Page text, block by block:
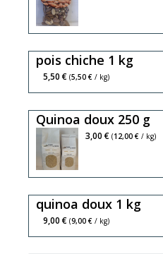
sucrée,
salée
nature
pois chiche 1 kg
5,50 € (5,50 € / kg)
Quinoa doux 250 g
3,00 € (12,00 € / kg)
quinoa doux 1 kg
9,00 € (9,00 € / kg)